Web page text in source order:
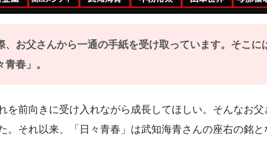
、お父さんから一通の手紙を受け取っています。そこに
春」。
を前向きに受け入れながら成長してほしい。そんなお
。それ以来、「日々青春」は武知海青さんの座右の銘と